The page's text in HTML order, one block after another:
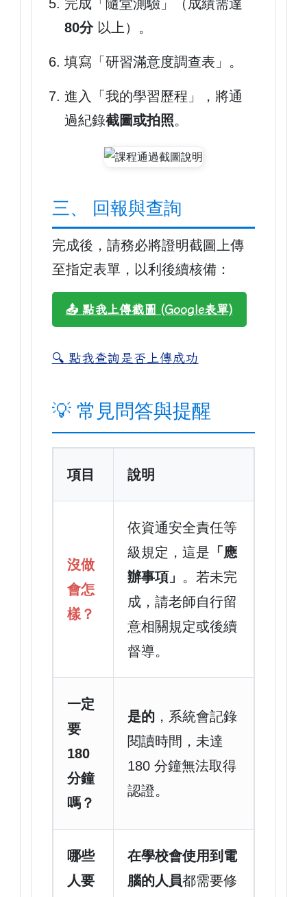
完成「隨堂測驗」（成績需達
80分以上）。
填寫「研習滿意度調查表」。
進入「我的學習歷程」，將通
過紀錄截圖或拍照。
三、 回報與查詢
完成後，請務必將證明截圖上傳
至指定表單，以利後續核備：
📤 點我上傳截圖 (Google表單)
🔍 點我查詢是否上傳成功
💡 常見問答與提醒
項目 說明
沒做
會怎
樣？
依資通安全責任等
級規定，這是 「應
辦事項」 。若未完
成，請老師自行留
意相關規定或後續
督導。
一定
要
180
分鐘
嗎？
是的，系統會記錄
閱讀時間，未達
180 分鐘無法取得
認證。
哪些
人要
在學校會使用到電
腦的人員都需要修